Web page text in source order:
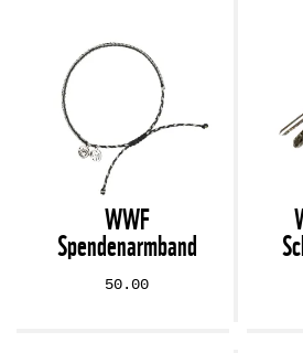
WWF
Spendenarmband
50.00